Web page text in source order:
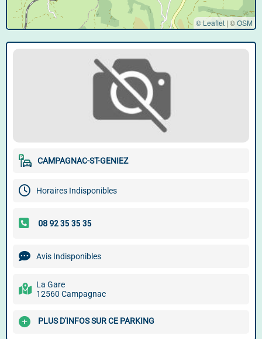
© Leaflet | ©OSM
CAMPAGNAC-ST-GENIEZ
Horaires Indisponibles
Avis Indisponibles
La Gare
12560 Campagnac
PLUS D'INFOS SUR CE PARKING